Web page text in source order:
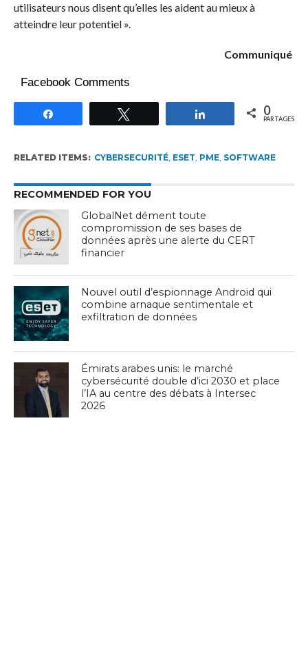
utilisateurs nous disent qu’elles les aident au mieux à
atteindre leur potentiel ».
Communiqué
Facebook Comments
Partagez 0
PARTAGES
RELATED ITEMS: CYBERSECURITÉ, ESET, PME, SOFTWARE
RECOMMENDED FOR YOU
GlobalNet dément toute
compromission de ses bases de
données après une alerte du CERT
financier
Nouvel outil d’espionnage Android qui
combine arnaque sentimentale et
exfiltration de données
Émirats arabes unis: le marché
cybersécurité double d’ici 2030 et place
l’IA au centre des débats à Intersec
2026